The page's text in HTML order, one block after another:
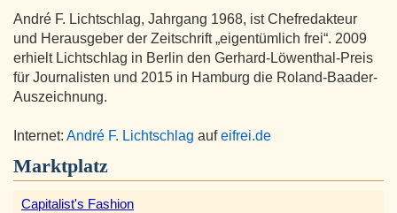
André F. Lichtschlag, Jahrgang 1968, ist Chefredakteur
und Herausgeber der Zeitschrift „eigentümlich frei“. 2009
erhielt Lichtschlag in Berlin den Gerhard-Löwenthal-Preis
für Journalisten und 2015 in Hamburg die Roland-Baader-
Auszeichnung.
Internet: André F. Lichtschlag aufeifrei.de
Marktplatz
Capitalist's Fashion